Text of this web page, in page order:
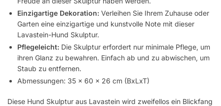
Einzigartige Dekoration: Verleihen Sie Ihrem Zuhause oder
Garten eine einzigartige und kunstvolle Note mit dieser
Lavastein-Hund Skulptur.
Pflegeleicht: Die Skulptur erfordert nur minimale Pflege, um
ihren Glanz zu bewahren. Einfach ab und zu abwischen, um
Staub zu entfernen.
Abmessungen: 35 x 60 x 26 cm (BxLxT)
Diese Hund Skulptur aus Lavastein wird zweifellos ein Blickfang